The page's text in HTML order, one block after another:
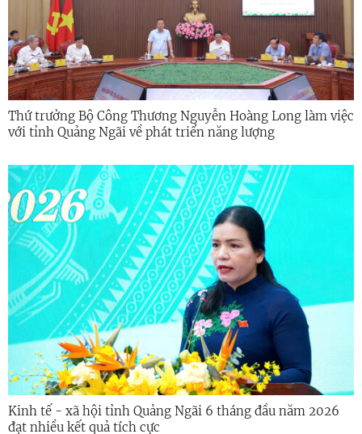
Thứ trưởng Bộ Công Thương Nguyễn Hoàng Long làm việc
với tỉnh Quảng Ngãi về phát triển năng lượng
Kinh tế - xã hội tỉnh Quảng Ngãi 6 tháng đầu năm 2026
đạt nhiều kết quả tích cực